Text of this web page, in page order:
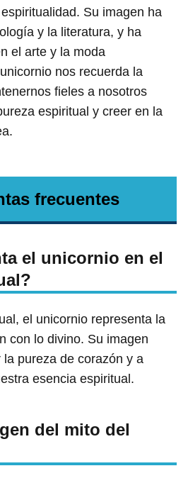
Su imagen ha
y la literatura, y ha
el arte y la moda
nos recuerda la
fieles a nosotros
espiritual y creer en la
frecuentes
el unicornio en el
el unicornio representa la
con lo divino. Su imagen
pureza de corazón y a
esencia espiritual.
del mito del